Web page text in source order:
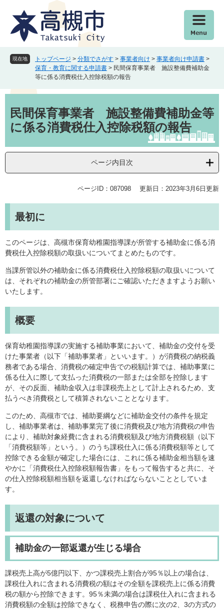
現在地 トップページ > 分類でさがす > 事業者向け > 事業者向け申請書 >
保育・教育に関する申請書 > 民間保育事業者 施設整備費補助金
等に係る消費税仕入控除税額の報告
文民間保育事業者 施設整備費補助金等
に係る消費税仕入控除税額の報告
ページ内目次
ページID：087098 更新日：2023年3月6日更新
最初に
このページは、高槻市保育幼稚園指導課が所管する補助金に係る消
費税仕入控除税額の取扱いについてまとめたものです。
当課所管以外の補助金に係る消費税仕入控除税額の取扱いについて
は、それぞれの補助金の所管部署にご確認いただきますようお願い
いたします。
概要
保育幼稚園指導課の実施する補助事業において、補助金の交付を受
けた事業者（以下「補助事業者」といいます。）が消費税の納税義
務者である場合、消費税の確定申告での税額計算では、補助事業に
係る仕入に際して支払った消費税の一部または全部を控除します
が、その反面、補助金収入は非課税売上として計上されるため、支
払うべき消費税として積算されないこととなります。
このため、高槻市では、補助要綱などに補助金交付の条件を規定
し、補助事業者は、補助事業完了後に消費税及び地方消費税の申告
により、補助対象経費に含まれる消費税額及び地方消費税額（以下
「消費税額等」という。）のうち課税仕入に係る消費税額等として
控除できる金額が確定した場合には、これに係る補助金相当額を速
やかに「消費税仕入控除税額報告書」をもって報告すると共に、そ
の仕入控除税額相当額を返還しなければならないこととしていま
す。
返還の対象について
補助金の一部返還が生じる場合
課税売上高が5億円以下、かつ課税売上割合が95％以上の場合は、
課税仕入れに含まれる消費税の額はその全額を課税売上に係る消費
税の額から控除できます。95％未満の場合は課税仕入れに含まれる
消費税額の全額は控除できなく、税務申告の際に次の2、3の方式の